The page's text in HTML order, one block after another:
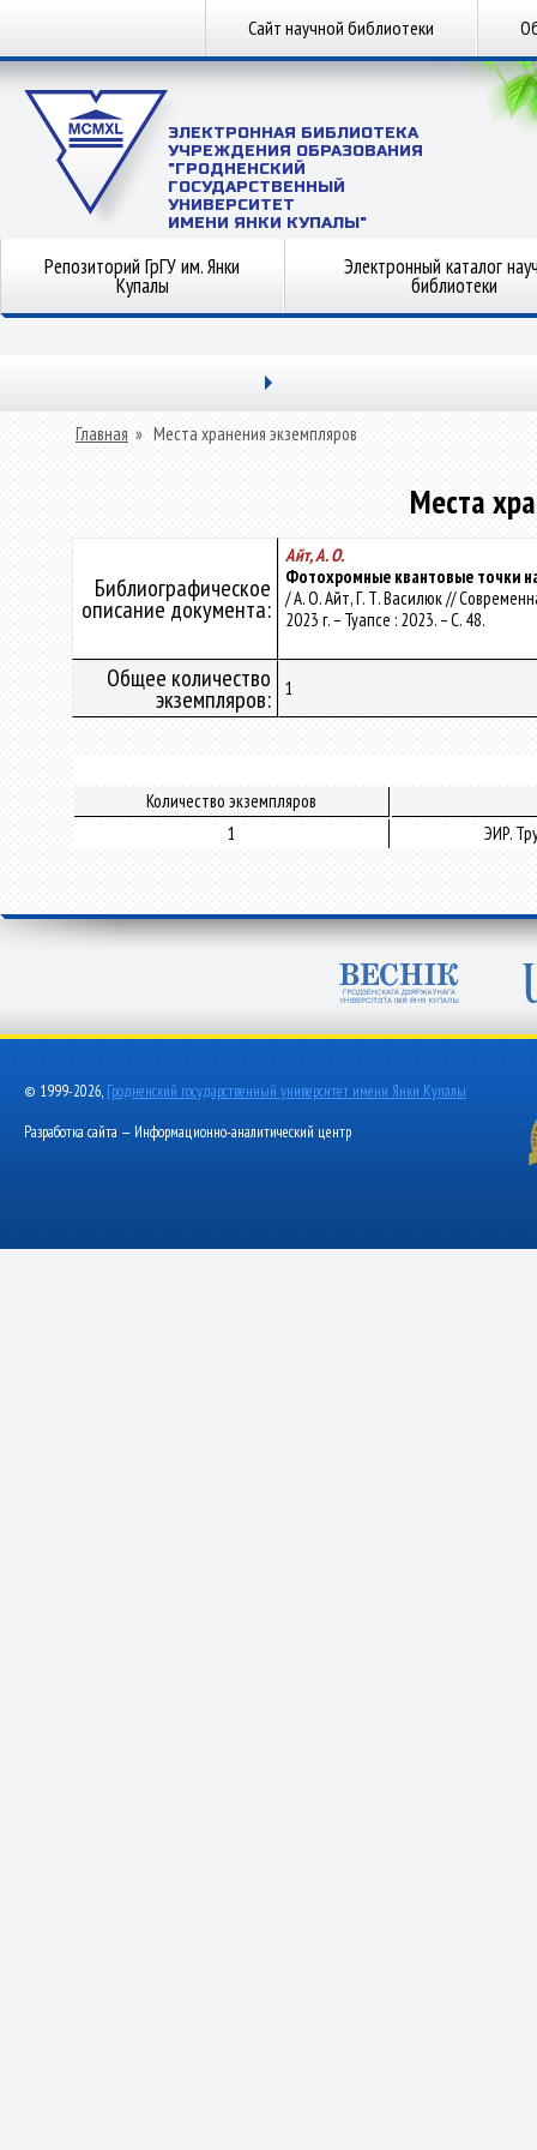
Сайт научной библиотеки
ЭЛЕКТРОННАЯ БИБЛИОТЕКА
УЧРЕЖДЕНИЯ ОБРАЗОВАНИЯ
"ГРОДНЕНСКИЙ
ГОСУДАРСТВЕННЫЙ
УНИВЕРСИТЕТ
ИМЕНИ ЯНКИ КУПАЛЫ"
Репозиторий ГрГУ им. Янки
Купалы
Электронный каталог
библиотеки
Главная » Места хранения экземпляров
Места
Библиографическое
описание документа:
Айт, А. О.
Фотохромные квантовые точки
/ А. О. Айт, Г. Т. Василюк //
2023 г. – Туапсе : 2023. – С. 48.
Общее количество
экземпляров: 1
Количество экземпляров
1
ЭИР.
© 1999-2026, Гродненский государственный университет имени Янки Купалы
Разработка сайта — Информационно-аналитический центр